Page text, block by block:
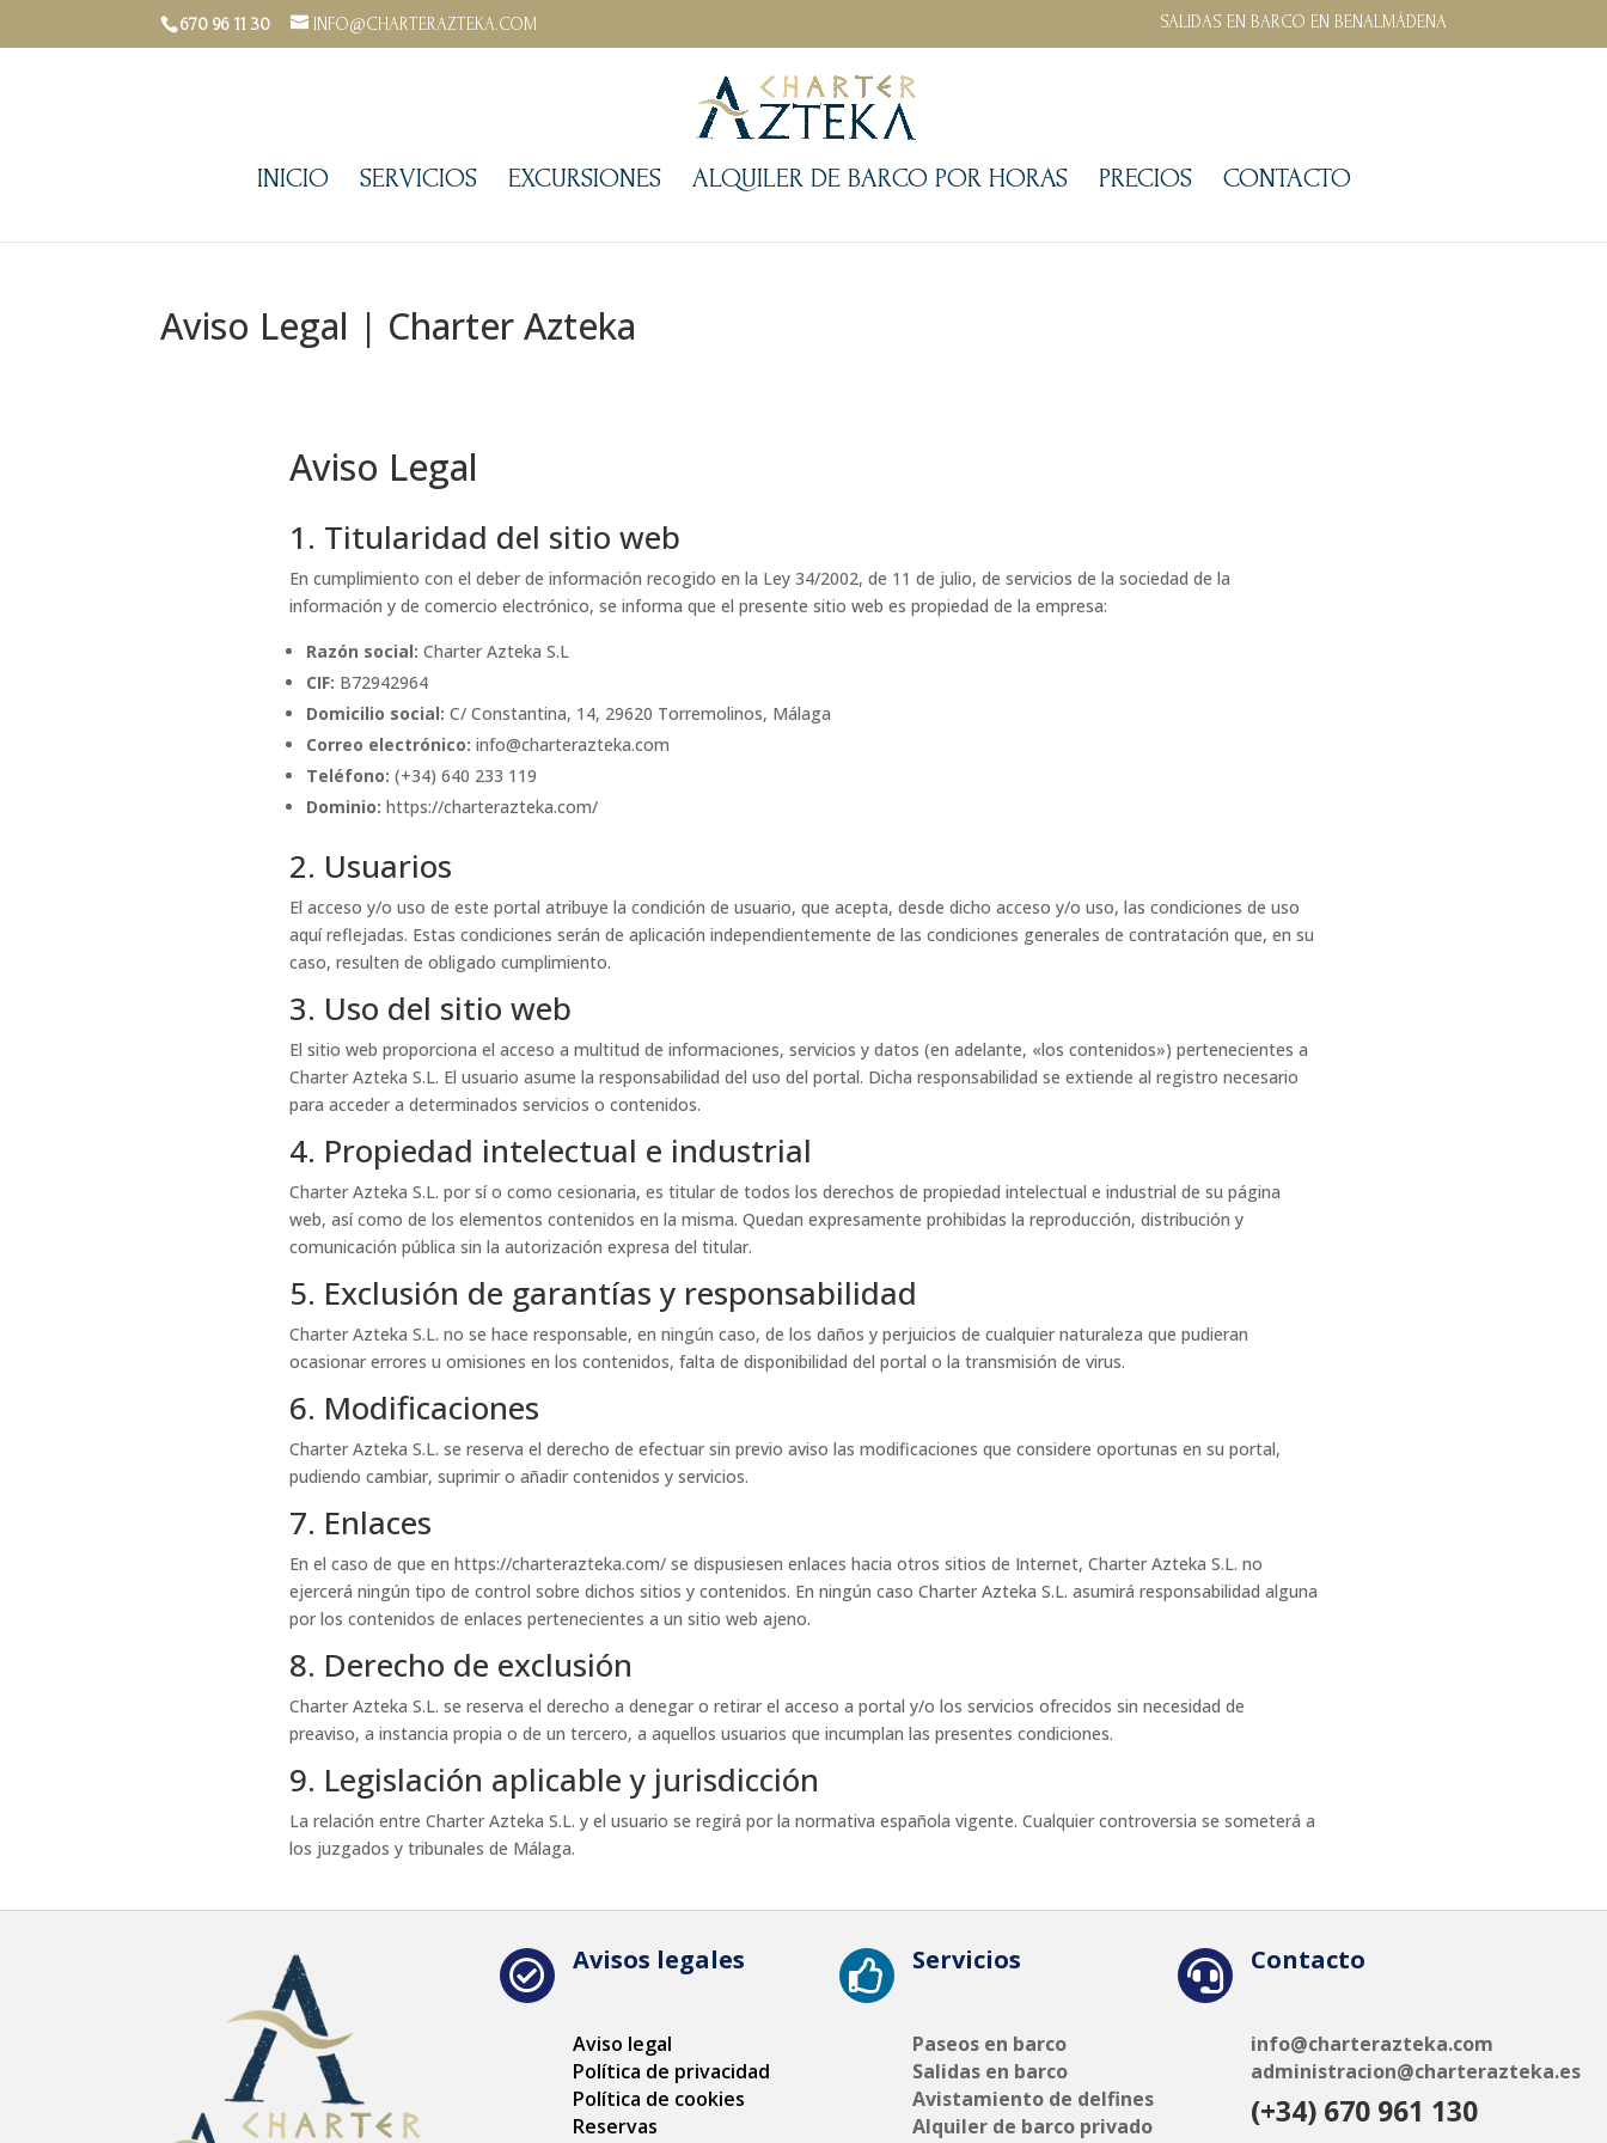
670 96 11 30 INFO@CHARTERAZTEKA.COM SALIDAS EN BARCO EN BENALMÁDENA
INICIO SERVICIOS EXCURSIONES ALQUILER DE BARCO POR HORAS PRECIOS CONTACTO
Aviso Legal | Charter Azteka
Aviso Legal
1. Titularidad del sitio web
En cumplimiento con el deber de información recogido en la Ley 34/2002, de 11 de julio, de servicios de la sociedad de la
información y de comercio electrónico, se informa que el presente sitio web es propiedad de la empresa:
Razón social: Charter Azteka S.L
CIF: B72942964
Domicilio social: C/ Constantina, 14, 29620 Torremolinos, Málaga
Correo electrónico: info@charterazteka.com
Teléfono: (+34) 640 233 119
Dominio: https://charterazteka.com/
2. Usuarios
El acceso y/o uso de este portal atribuye la condición de usuario, que acepta, desde dicho acceso y/o uso, las condiciones de uso
aquí reflejadas. Estas condiciones serán de aplicación independientemente de las condiciones generales de contratación que, en su
caso, resulten de obligado cumplimiento.
3. Uso del sitio web
El sitio web proporciona el acceso a multitud de informaciones, servicios y datos (en adelante, «los contenidos») pertenecientes a
Charter Azteka S.L. El usuario asume la responsabilidad del uso del portal. Dicha responsabilidad se extiende al registro necesario
para acceder a determinados servicios o contenidos.
4. Propiedad intelectual e industrial
Charter Azteka S.L. por sí o como cesionaria, es titular de todos los derechos de propiedad intelectual e industrial de su página
web, así como de los elementos contenidos en la misma. Quedan expresamente prohibidas la reproducción, distribución y
comunicación pública sin la autorización expresa del titular.
5. Exclusión de garantías y responsabilidad
Charter Azteka S.L. no se hace responsable, en ningún caso, de los daños y perjuicios de cualquier naturaleza que pudieran
ocasionar errores u omisiones en los contenidos, falta de disponibilidad del portal o la transmisión de virus.
6. Modificaciones
Charter Azteka S.L. se reserva el derecho de efectuar sin previo aviso las modificaciones que considere oportunas en su portal,
pudiendo cambiar, suprimir o añadir contenidos y servicios.
7. Enlaces
En el caso de que en https://charterazteka.com/ se dispusiesen enlaces hacia otros sitios de Internet, Charter Azteka S.L. no
ejercerá ningún tipo de control sobre dichos sitios y contenidos. En ningún caso Charter Azteka S.L. asumirá responsabilidad alguna
por los contenidos de enlaces pertenecientes a un sitio web ajeno.
8. Derecho de exclusión
Charter Azteka S.L. se reserva el derecho a denegar o retirar el acceso a portal y/o los servicios ofrecidos sin necesidad de
preaviso, a instancia propia o de un tercero, a aquellos usuarios que incumplan las presentes condiciones.
9. Legislación aplicable y jurisdicción
La relación entre Charter Azteka S.L. y el usuario se regirá por la normativa española vigente. Cualquier controversia se someterá a
los juzgados y tribunales de Málaga.
 Avisos legales
Aviso legal
Política de privacidad
Política de cookies
Reservas
 Servicios
Paseos en barco
Salidas en barco
Avistamiento de delfines
Alquiler de barco privado
 Contacto
info@charterazteka.com
administracion@charterazteka.es
(+34) 670 961 130